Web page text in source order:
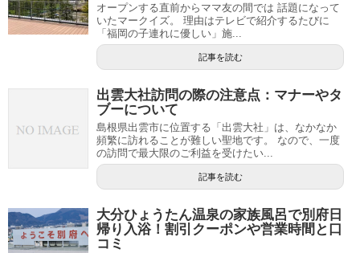
オープンする直前からママ友の間では 話題になって
いたマークイズ。 理由はテレビで紹介するたびに
「福岡の子連れに優しい」施...
記事を読む
出雲大社訪問の際の注意点：マナーやタ
ブーについて
島根県出雲市に位置する「出雲大社」は、なかなか
頻繁に訪れることが難しい聖地です。 なので、一度
の訪問で最大限のご利益を受けたい...
記事を読む
大分ひょうたん温泉の家族風呂で別府日
帰り入浴！割引クーポンや営業時間と口
コミ